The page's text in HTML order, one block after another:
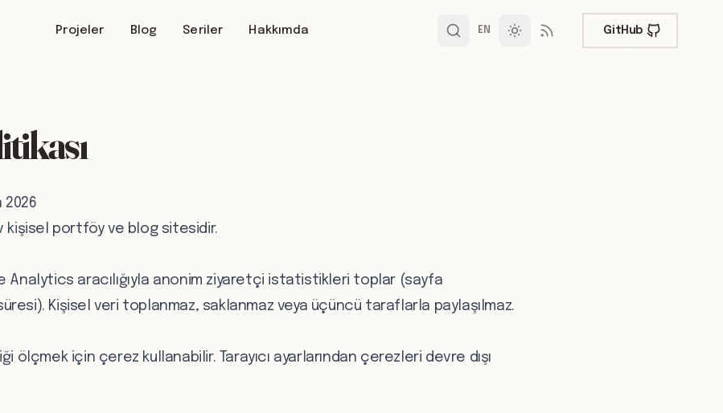
Projeler Blog Seriler Hakkımda EN GitHub
2026
kişisel portföy ve blog sitesidir.
Analytics aracılığıyla anonim ziyaretçi istatistikleri toplar (sayfa
Kişisel veri toplanmaz, saklanmaz veya üçüncü taraflarla paylaşılmaz.
ölçmek için çerez kullanabilir. Tarayıcı ayarlarından çerezleri devre dışı